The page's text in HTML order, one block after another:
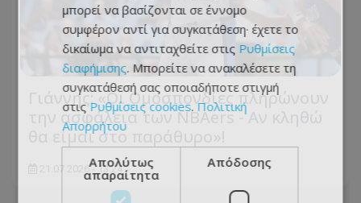
Γιάννης: «Οι Ομοσπονδίες πληρώνουν
την ασφάλεια των NBAers - Αν κληθώ
θα είμαι στο παράθυρο»!
21.07.2026 - 13:24
μπορεί να βασίζονται σε έννομο
συμφέρον αντί για συγκατάθεση· έχετε το
δικαίωμα να αντιταχθείτε στις Ρυθμίσεις
διαφήμισης. Μπορείτε να ανακαλέσετε τη
συγκατάθεσή σας οποιαδήποτε στιγμή
στις Ρυθμίσεις cookies. Πολιτική
Απορρήτου
Απολύτως
απαραίτητα
Απόδοσης